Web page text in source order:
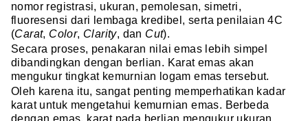
nomor registrasi, ukuran, pemolesan, simetri,
fluoresensi dari lembaga kredibel, serta penilaian 4C
(Carat, Color, Clarity, dan Cut).
Secara proses, penakaran nilai emas lebih simpel
dibandingkan dengan berlian. Karat emas akan
mengukur tingkat kemurnian logam emas tersebut.
Oleh karena itu, sangat penting memperhatikan kadar
karat untuk mengetahui kemurnian emas. Berbeda